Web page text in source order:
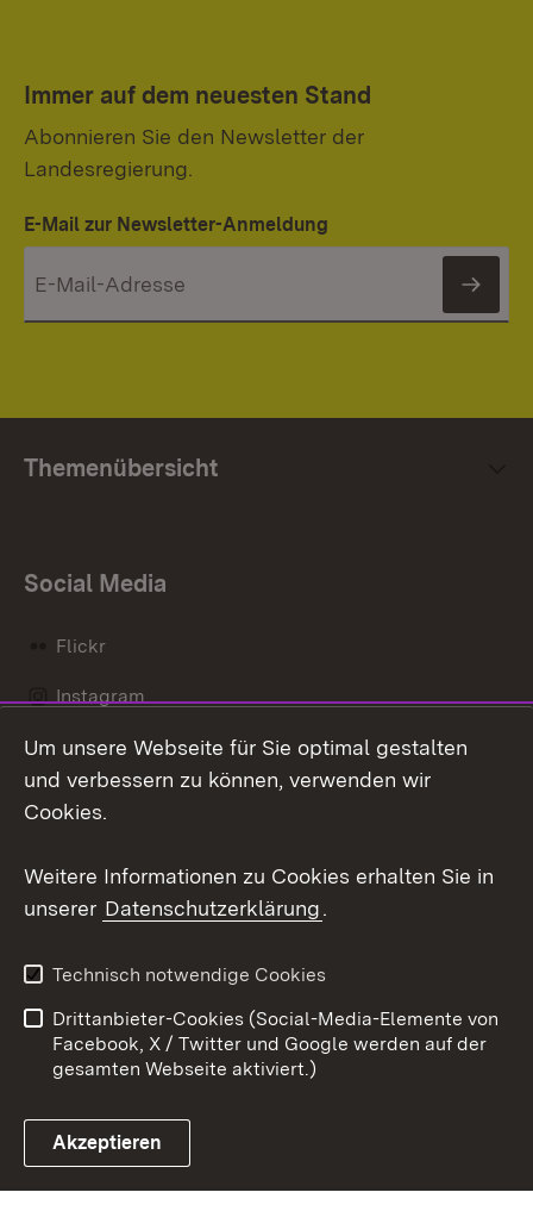
Immer auf dem neuesten Stand
Abonnieren Sie den Newsletter der
Landesregierung.
E-Mail zur Newsletter-Anmeldung
Themenübersicht
Social Media
Flickr
Instagram
Social Wall
Link zum Landesportal
Barrierefreiheit
Benutzungshinweise
Impressum
Cookies
Um unsere Webseite für Sie optimal gestalten
und verbessern zu können, verwenden wir
Cookies.
Weitere Informationen zu Cookies erhalten Sie in
unserer Datenschutzerklärung.
Technisch notwendige Cookies
Drittanbieter-Cookies (Social-Media-Elemente von
Facebook, X / Twitter und Google werden auf der
gesamten Webseite aktiviert.)
Akzeptieren